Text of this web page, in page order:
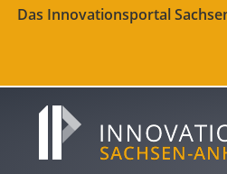
Das Innovationsportal